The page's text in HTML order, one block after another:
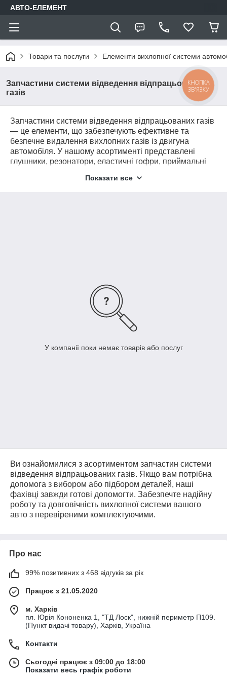
АВТО-ЕЛЕМЕНТ
Товари та послуги Елементи вихлопної системи
Запчастини системи відведення відпрацьованих
газів
Запчастини системи відведення відпрацьованих газів
— це елементи, що забезпечують ефективне та
безпечне видалення вихлопних газів із двигуна
автомобіля. У нашому асортименті представлені
глушники, резонатори, еластичні гофри, приймальні
легкових і вантажних авто. Якісні запчастини
Показати все
У компанії поки немає товарів або послуг
Ви ознайомилися з асортиментом запчастин системи
відведення відпрацьованих газів. Якщо вам потрібна
допомога з вибором або підбором деталей, наші
фахівці завжди готові допомогти. Забезпечте надійну
роботу та довговічність вихлопної системи вашого
авто з перевіреними комплектуючими.
Про нас
99% позитивних з 468 відгуків за рік
Працює з 21.05.2020
м. Харків
пл. Юрія Кононенка 1, "ТД Лоск", нижній периметр П109.
(Пункт видачі товару), Харків, Україна
Контакти
Сьогодні працює з 09:00 до 18:00
Показати весь графік роботи
КНОПКА
ЗВ'ЯЗКУ